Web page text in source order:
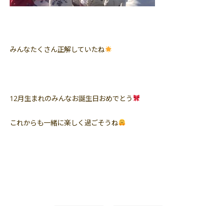
みんなたくさん正解していたね
12月生まれのみんなお誕生日おめでとう
これからも一緒に楽しく過ごそうね